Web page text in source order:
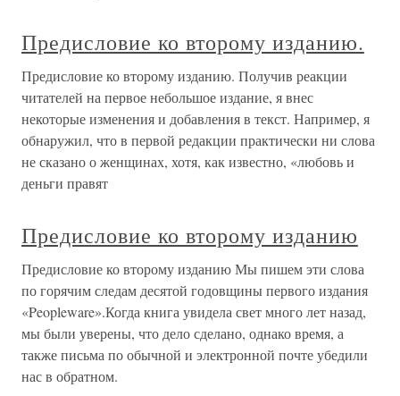
Предисловие ко второму изданию.
Предисловие ко второму изданию. Получив реакции
читателей на первое небольшое издание, я внес
некоторые изменения и добавления в текст. Например, я
обнаружил, что в первой редакции практически ни слова
не сказано о женщинах, хотя, как известно, «любовь и
деньги правят
Предисловие ко второму изданию
Предисловие ко второму изданию Мы пишем эти слова
по горячим следам десятой годовщины первого издания
«Peopleware».Когда книга увидела свет много лет назад,
мы были уверены, что дело сделано, однако время, а
также письма по обычной и электронной почте убедили
нас в обратном.